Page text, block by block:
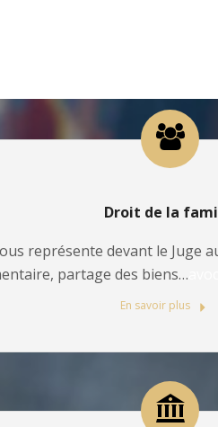
Droit de la
représente devant le Juge
partage des biens…
En savoir plus